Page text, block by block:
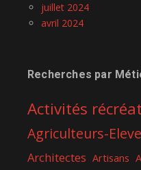
juillet 2024
avril 2024
Recherches par
Activités
Agriculteurs-
Architectes Artisans